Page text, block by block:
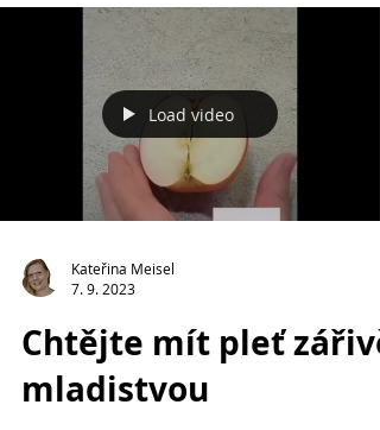
disciplínu, odhodlání a tvrdou práci. Úsilí je
nezbytné pro...
Kateřina Meisel